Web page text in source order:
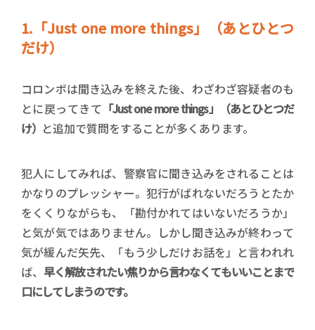
1.「Just one more things」（あとひとつ
だけ）
コロンボは聞き込みを終えた後、わざわざ容疑者のも
とに戻ってきて 「Just one more things」（あとひとつだ
け） と追加で質問をすることが多くあります。
犯人にしてみれば、警察官に聞き込みをされることは
かなりのプレッシャー。犯行がばれないだろうとたか
をくくりながらも、「勘付かれてはいないだろうか」
と気が気ではありません。しかし聞き込みが終わって
気が緩んだ矢先、「もう少しだけお話を」と言われれ
ば、 早く解放されたい焦りから言わなくてもいいことまで
口にしてしまうのです。